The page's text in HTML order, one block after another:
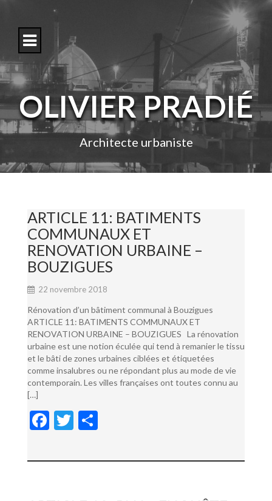
o
c
n
e
OLIVIER PRADIÉ
Architecte urbaniste
ARTICLE 11: BATIMENTS
COMMUNAUX ET
RENOVATION URBAINE –
BOUZIGUES
22 novembre 2018
Rénovation d’un bâtiment communal à Bouzigues
ARTICLE 11: BATIMENTS COMMUNAUX ET
RENOVATION URBAINE – BOUZIGUES La rénovation
urbaine est une notion éculée qui tend à remanier le tissu
et le bâti de zones urbaines ciblées et étiquetées
comme insalubres ou ne répondant plus au mode de vie
contemporain. Les villes françaises ont toutes connu au
[…]
F
e
T
itt ta